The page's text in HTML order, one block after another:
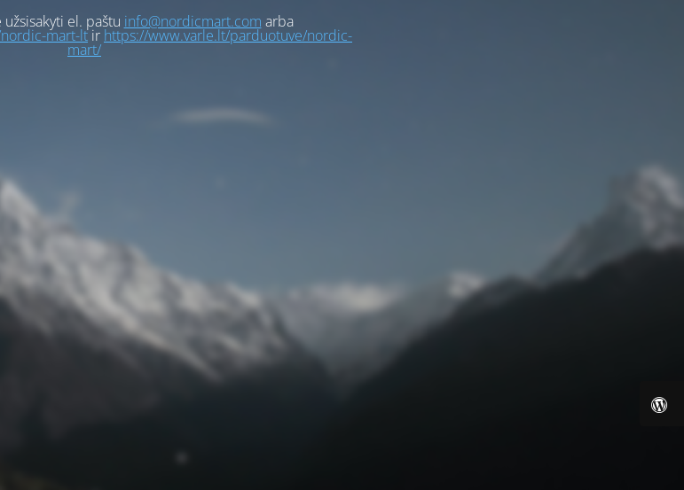
el. paštu info@nordicmart.com arba
mart-ltir https://www.varle.lt/parduotuve/nordic-
mart/